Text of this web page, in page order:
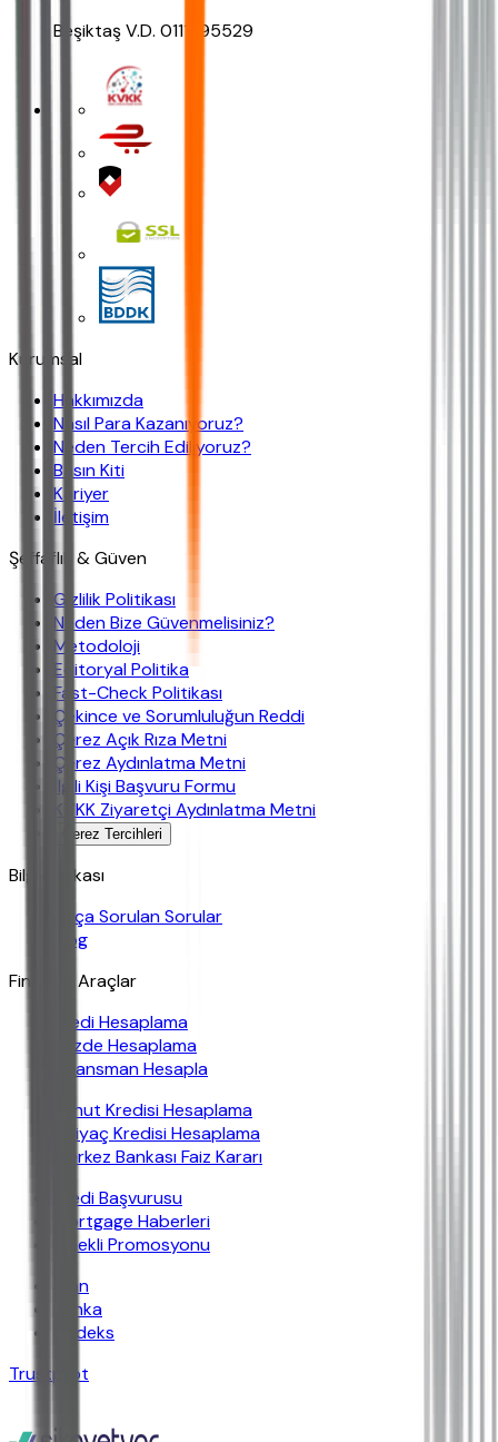
Beşiktaş V.D. 0111295529
Kurumsal
Hakkımızda
Nasıl Para Kazanıyoruz?
Neden Tercih Ediliyoruz?
Basın Kiti
Kariyer
İletişim
Şeffaflık & Güven
Gizlilik Politikası
Neden Bize Güvenmelisiniz?
Metodoloji
Editoryal Politika
Fast-Check Politikası
Çekince ve Sorumluluğun Reddi
Çerez Açık Rıza Metni
Çerez Aydınlatma Metni
İlgili Kişi Başvuru Formu
KVKK Ziyaretçi Aydınlatma Metni
Çerez Tercihleri
Bilgi Bankası
Sıkça Sorulan Sorular
Blog
Finansal Araçlar
Kredi Hesaplama
Yüzde Hesaplama
Finansman Hesapla
Konut Kredisi Hesaplama
İhtiyaç Kredisi Hesaplama
Merkez Bankası Faiz Kararı
Kredi Başvurusu
Mortgage Haberleri
Emekli Promosyonu
İban
Banka
Findeks
Trustpilot